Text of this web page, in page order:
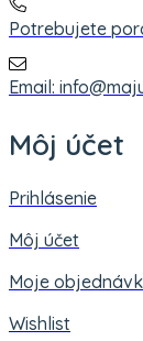
Potrebujete
Email:
Môj účet
Prihlásenie
Môj účet
Moje
Wishlist